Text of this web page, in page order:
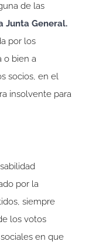
de las
Junta General.
por los
o bien a
socios, en el
insolvente para
por la
siempre
los votos
en que